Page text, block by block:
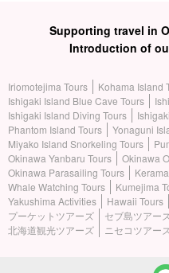
Supporting travel in
Introduction of
Iriomotejima Tours Kohama Island
Ishigaki Island Blue Cave Tours
Ishigaki Island Diving Tours
Phantom Island Tours
Yonaguni
Miyako Island Snorkeling Tours
Okinawa Yanbaru Tours
Okinawa
Okinawa Parasailing Tours
Whale Watching Tours
Kumejima
Yakushima Activities
Hawaii Tours
プーケットツアーズ
セブ島ツアー
北海道観光ツアーズ
ニセコツアー